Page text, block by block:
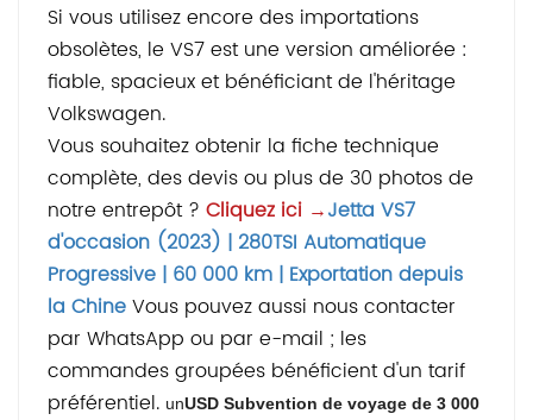
Si vous utilisez encore des importations
obsolètes, le VS7 est une version améliorée :
fiable, spacieux et bénéficiant de l'héritage
Volkswagen.
Vous souhaitez obtenir la fiche technique
complète, des devis ou plus de 30 photos de
notre entrepôt ? Cliquez ici →Jetta VS7
d'occasion (2023) | 280TSI Automatique
Progressive | 60 000 km | Exportation depuis
la ChineVous pouvez aussi nous contacter
par WhatsApp ou par e-mail ; les
commandes groupées bénéficient d'un tarif
préférentiel. unUSD Subvention de voyage de 3 000